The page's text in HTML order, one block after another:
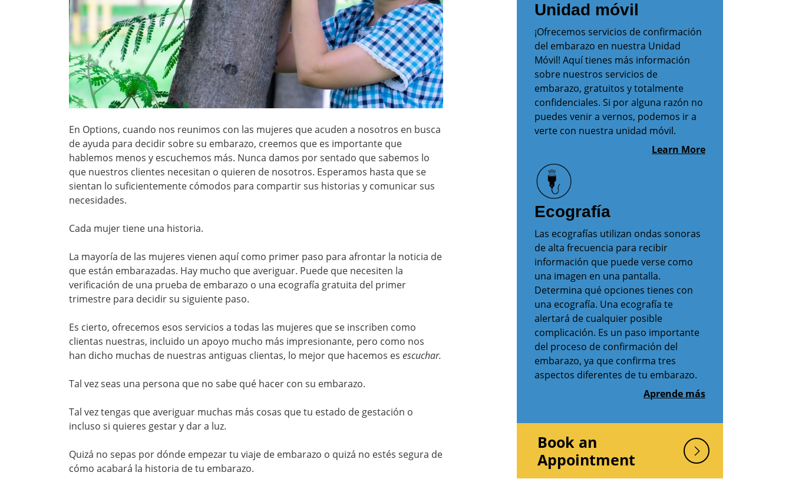
En Options, cuando nos reunimos con las mujeres que acuden a nosotros en busca
de ayuda para decidir sobre su embarazo, creemos que es importante que
hablemos menos y escuchemos más. Nunca damos por sentado que sabemos lo
que nuestros clientes necesitan o quieren de nosotros. Esperamos hasta que se
sientan lo suficientemente cómodos para compartir sus historias y comunicar sus
necesidades.
Cada mujer tiene una historia.
La mayoría de las mujeres vienen aquí como primer paso para afrontar la noticia de
que están embarazadas. Hay mucho que averiguar. Puede que necesiten la
verificación de una prueba de embarazo o una ecografía gratuita del primer
trimestre para decidir su siguiente paso.
Es cierto, ofrecemos esos servicios a todas las mujeres que se inscriben como
clientas nuestras, incluido un apoyo mucho más impresionante, pero como nos
han dicho muchas de nuestras antiguas clientas, lo mejor que hacemos es escuchar.
Tal vez seas una persona que no sabe qué hacer con su embarazo.
Tal vez tengas que averiguar muchas más cosas que tu estado de gestación o
incluso si quieres gestar y dar a luz.
Quizá no sepas por dónde empezar tu viaje de embarazo o quizá no estés segura de
cómo acabará la historia de tu embarazo.
Unidad móvil
¡Ofrecemos servicios de confirmación
del embarazo en nuestra Unidad
Móvil! Aquí tienes más información
sobre nuestros servicios de
embarazo, gratuitos y totalmente
confidenciales. Si por alguna razón no
puedes venir a vernos, podemos ir a
verte con nuestra unidad móvil.
Learn More
Ecografía
Las ecografías utilizan ondas sonoras
de alta frecuencia para recibir
información que puede verse como
una imagen en una pantalla.
Determina qué opciones tienes con
una ecografía. Una ecografía te
alertará de cualquier posible
complicación. Es un paso importante
del proceso de confirmación del
embarazo, ya que confirma tres
aspectos diferentes de tu embarazo.
Aprende más
Book an
Appointment